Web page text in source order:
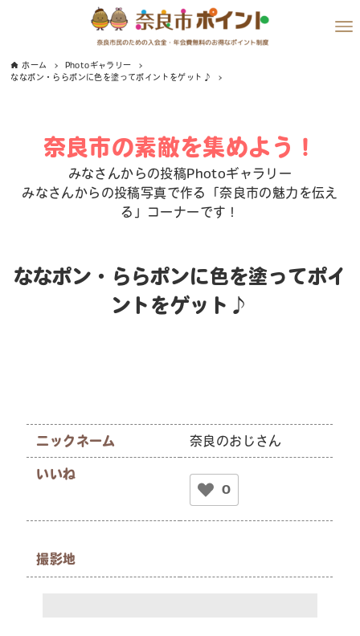
ホーム
Photoギャラリー
ななポン・ららポンに色を塗ってポイントをゲット♪
奈良市の素敵を集めよう！
みなさんからの投稿Photoギャラリー
みなさんからの投稿写真で作る「奈良市の魅力を伝え
る」コーナーです！
ななポン・ららポンに色を塗ってポイ
ントをゲット♪
ニックネーム 奈良のおじさん
いいね
0
撮影地